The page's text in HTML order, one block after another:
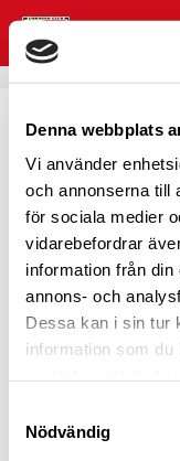
Denna webbplats
Vi använder
och annonserna till
för sociala medier
vidarebefordrar
information från
annons- och
Dessa kan i sin tur
information som du
Nödvändig
FEL